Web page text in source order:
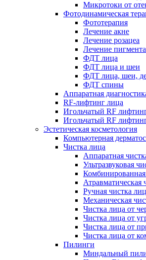
Микротоки от
Фотодинамическая
Фототерапия
Лечение акне
Лечение розацеа
Лечение
ФДТ лица
ФДТ лица и шеи
ФДТ лица, шеи,
ФДТ спины
Аппаратная
RF-лифтинг лица
Игольчатый RF
Игольчатый RF
Эстетическая косметология
Компьютерная
Чистка лица
Аппаратная
Ультразвуковая
Комбинированная
Атравматическая
Ручная чистка
Механическая
Чистка лица от
Чистка лица от
Чистка лица от
Чистка лица от
Пилинги
Миндальный